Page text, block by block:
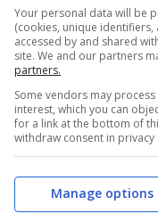
acquistarne una
comandi”
dal menu a
“powercfg /
(generalmente)
l’utente deve
punto si può
un file
Your personal data will be
(cookies, unique
accessed by and shared
site. We and our partners
partners.
Some vendors may
interest, which you can
for a link at the bottom of
withdraw consent in
Manage options